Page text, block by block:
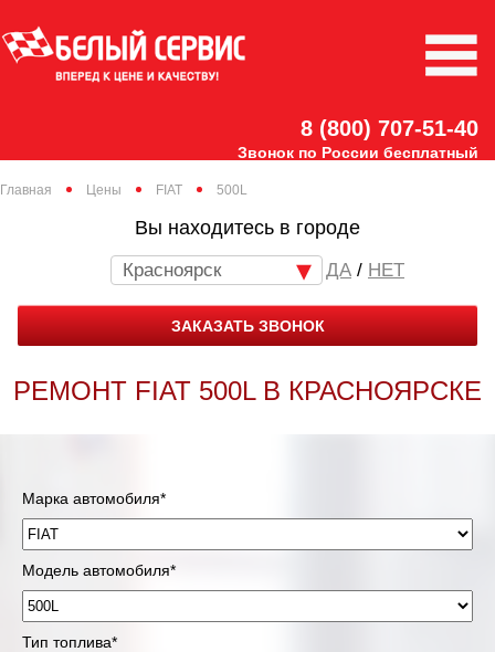
8 (800) 707-51-40
Звонок по России бесплатный
Главная Цены FIAT 500L
Вы находитесь в городе
Красноярск / НЕТ
ЗАКАЗАТЬ ЗВОНОК
РЕМОНТ FIAT 500L В КРАСНОЯРСКЕ
Марка автомобиля*
Модель автомобиля*
Тип топлива*